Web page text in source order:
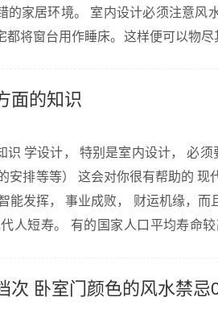
的家居环境。 室内设计必须注意风
将窗台用作睡床。这样便可以物尽
面的知识
知识（比
对你很有帮助的 现代风水最注重气， 因为气不仅密
能发挥， 事业成败， 财运机缘，而
人短寿。 有的国家人口平均寿命
次 卧室门颜色的风水禁忌